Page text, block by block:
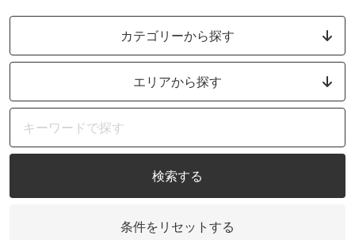
カテゴリーから探す
エリアから探す
検索する
条件をリセットする